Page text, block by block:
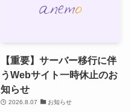
【重要】サーバー移行に伴
うWebサイト一時休止のお
知らせ
2026.8.07 お知らせ